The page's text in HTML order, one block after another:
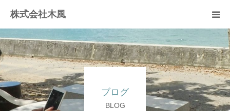
株式会社木風
ブログ
BLOG
業務案内
資材販売(ブレスパイプ)
樹木医受験応援講座